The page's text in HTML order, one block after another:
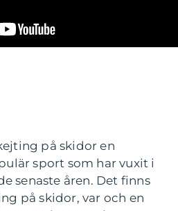
på skidor en
sport som har vuxit i
senaste åren. Det finns
på skidor, var och en